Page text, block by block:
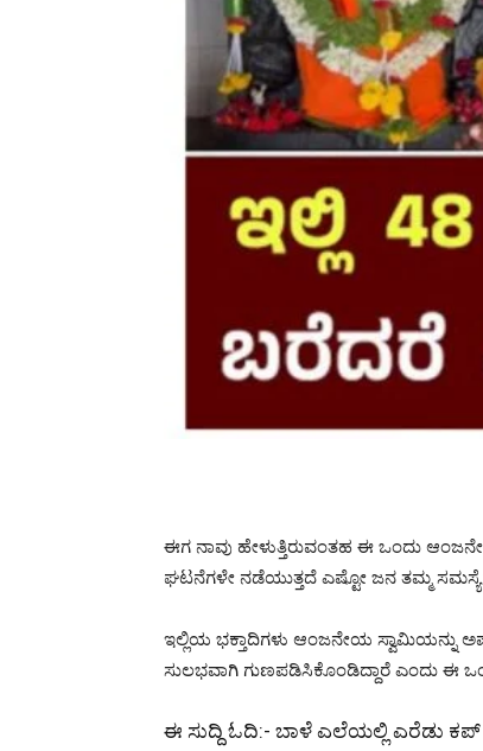
ಈಗ ನಾವು ಹೇಳುತ್ತಿರುವಂತಹ ಈ ಒಂದು
ಘಟನೆಗಳೇ ನಡೆಯುತ್ತದೆ ಎಷ್ಟೋ ಜನ ತಮ್ಮ
ಇಲ್ಲಿಯ ಭಕ್ತಾದಿಗಳು ಆಂಜನೇಯ ಸ್ವಾಮಿಯನ್ನು
ಸುಲಭವಾಗಿ ಗುಣಪಡಿಸಿಕೊಂಡಿದ್ದಾರೆ ಎಂದು ಈ
ಈ ಸುದ್ದಿ ಓದಿ:- ಬಾಳೆ ಎಲೆಯಲ್ಲಿ ಎರೆಡು ಕಪ್